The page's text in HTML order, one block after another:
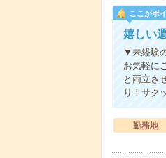
ここがポ
嬉しい
▼未経験
お気軽に
と両立さ
り！サク
勤務地